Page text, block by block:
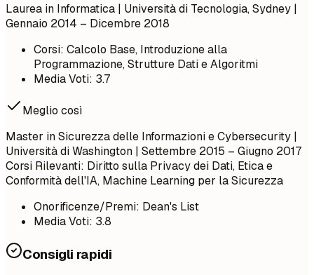
Laurea in Informatica | Università di Tecnologia, Sydney |
Gennaio 2014 – Dicembre 2018
Corsi: Calcolo Base, Introduzione alla
Programmazione, Strutture Dati e Algoritmi
Media Voti: 3.7
Meglio così
Master in Sicurezza delle Informazioni e Cybersecurity |
Università di Washington | Settembre 2015 – Giugno 2017
Corsi Rilevanti: Diritto sulla Privacy dei Dati, Etica e
Conformità dell'IA, Machine Learning per la Sicurezza
Onorificenze/Premi: Dean's List
Media Voti: 3.8
Consigli rapidi